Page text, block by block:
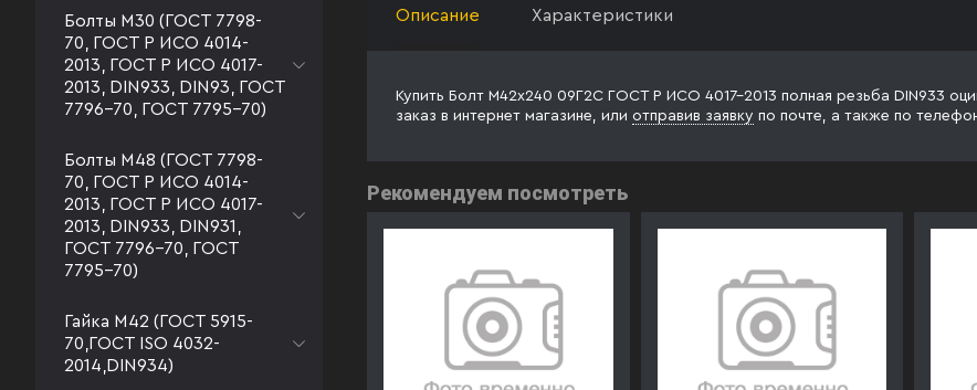
Болты М30 (ГОСТ 7798-
70, ГОСТ Р ИСО 4014-
2013, ГОСТ Р ИСО 4017-
2013, DIN933, DIN93, ГОСТ
7796-70, ГОСТ 7795-70)
Болты М48 (ГОСТ 7798-
70, ГОСТ Р ИСО 4014-
2013, ГОСТ Р ИСО 4017-
2013, DIN933, DIN931,
ГОСТ 7796-70, ГОСТ
7795-70)
Гайка М42 (ГОСТ 5915-
70,ГОСТ ISO 4032-
2014,DIN934)
Описание Характеристики
Купить Болт М42х240 09Г2С ГОСТ Р ИСО 4017-2013 полная резьба DIN933
заказ в интернет магазине, или отправив заявку по почте, а также по
Рекомендуем посмотреть